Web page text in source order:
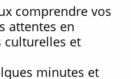
comprendre vos
attentes en
culturelles et
minutes et